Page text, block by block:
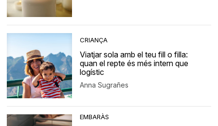
CRIANÇA
Viatjar sola amb el teu fill o filla:
quan el repte és més intern que
logístic
Anna Sugrañes
EMBARÀS